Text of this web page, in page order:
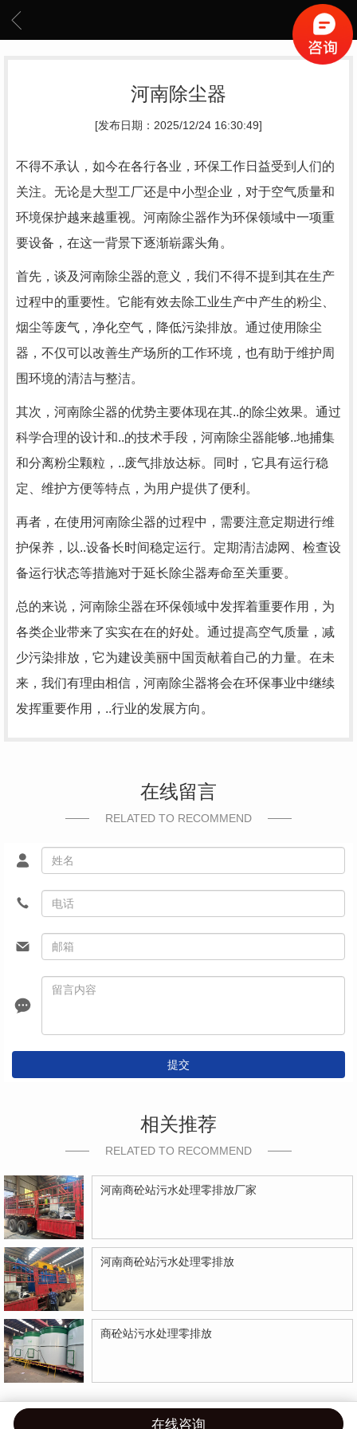
河南除尘器
[发布日期：2025/12/24 16:30:49]
不得不承认，如今在各行各业，环保工作日益受到人们的
关注。无论是大型工厂还是中小型企业，对于空气质量和
环境保护越来越重视。河南除尘器作为环保领域中一项重
要设备，在这一背景下逐渐崭露头角。
首先，谈及河南除尘器的意义，我们不得不提到其在生产
过程中的重要性。它能有效去除工业生产中产生的粉尘、
烟尘等废气，净化空气，降低污染排放。通过使用除尘
器，不仅可以改善生产场所的工作环境，也有助于维护周
围环境的清洁与整洁。
其次，河南除尘器的优势主要体现在其..的除尘效果。通过
科学合理的设计和..的技术手段，河南除尘器能够..地捕集
和分离粉尘颗粒，..废气排放达标。同时，它具有运行稳
定、维护方便等特点，为用户提供了便利。
再者，在使用河南除尘器的过程中，需要注意定期进行维
护保养，以..设备长时间稳定运行。定期清洁滤网、检查设
备运行状态等措施对于延长除尘器寿命至关重要。
总的来说，河南除尘器在环保领域中发挥着重要作用，为
各类企业带来了实实在在的好处。通过提高空气质量，减
少污染排放，它为建设美丽中国贡献着自己的力量。在未
来，我们有理由相信，河南除尘器将会在环保事业中继续
发挥重要作用，..行业的发展方向。
在线留言
RELATED TO RECOMMEND
提交
相关推荐
RELATED TO RECOMMEND
河南商砼站污水处理零排放厂家
河南商砼站污水处理零排放
商砼站污水处理零排放
在线咨询